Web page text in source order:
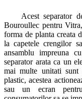
Acest separator de
Bouroullec pentru
forma de planta creata
la capetele crengilor
ansamblu impreuna
separator arata ca un
mai multe unitati sunt
plastic, acestea
sau un ecran